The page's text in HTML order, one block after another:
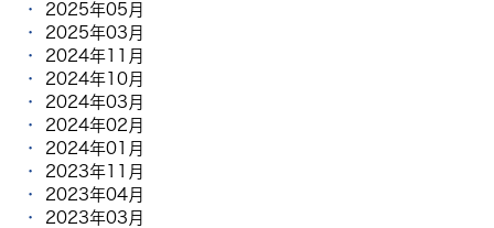
2025年05月
2025年03月
2024年11月
2024年10月
2024年03月
2024年02月
2024年01月
2023年11月
2023年04月
2023年03月